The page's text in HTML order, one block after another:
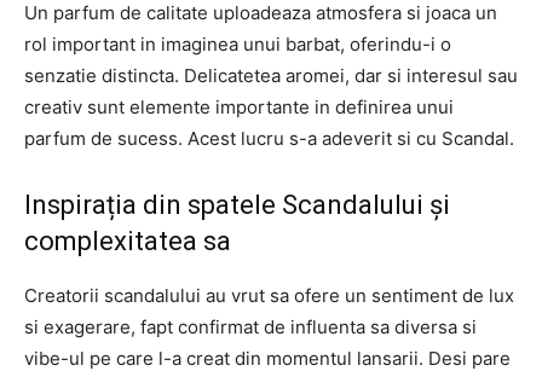
Un parfum de calitate uploadeaza atmosfera si joaca un
rol important in imaginea unui barbat, oferindu-i o
senzatie distincta. Delicatetea aromei, dar si interesul sau
creativ sunt elemente importante in definirea unui
parfum de sucess. Acest lucru s-a adeverit si cu Scandal.
Inspirația din spatele Scandalului și
complexitatea sa
Creatorii scandalului au vrut sa ofere un sentiment de lux
si exagerare, fapt confirmat de influenta sa diversa si
vibe-ul pe care l-a creat din momentul lansarii. Desi pare